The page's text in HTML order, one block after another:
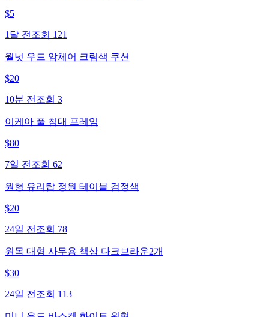
$5
1달 전 조회 121
월넛 우드 암체어 크림색 쿠션
$20
10분 전 조회 3
이케아 풀 침대 프레임
$80
7일 전 조회 62
원형 유리탑 정원 테이블 검정색
$20
24일 전 조회 78
원목 대형 사무용 책상 다크브라운2개
$30
24일 전 조회 113